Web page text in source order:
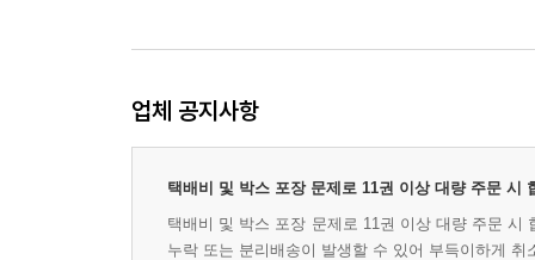
업체 공지사항
택배비 및 박스 포장 문제로 11권 이상 대량 주문 시
택배비 및 박스 포장 문제로 11권 이상 대량 주문
누락 또는 분리배송이 발생할 수 있어 부득이하게 취